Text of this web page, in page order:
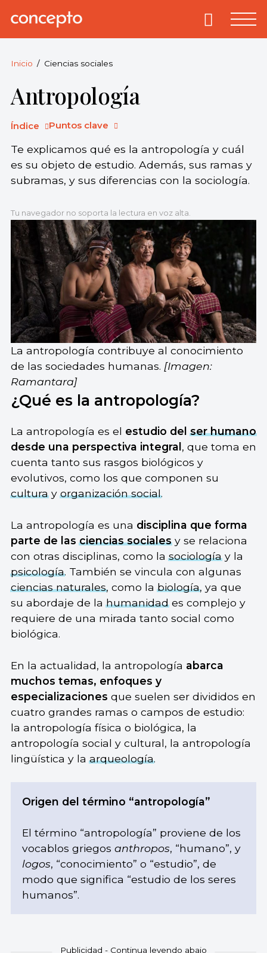
Concepto.
derechos
reservados.
Primary
Inicio Ciencias sociales
Antropología
Índice Puntos clave
Te explicamos qué es la antropología y cuál
es su objeto de estudio. Además, sus ramas y
subramas, y sus diferencias con la sociología.
Tu navegador no soporta la lectura en voz alta.
La antropología contribuye al conocimiento
de las sociedades humanas. [Imagen:
Ramantara]
¿Qué es la antropología?
La antropología es el estudio delser humano
desde una perspectiva integral , que toma en
cuenta tanto sus rasgos biológicos y
evolutivos, como los que componen su
culturayorganización social.
La antropología es una disciplina que forma
parte de lasciencias socialesy se relaciona
con otras disciplinas, como lasociologíay la
psicología. También se vincula con algunas
ciencias naturales, como labiología, ya que
su abordaje de lahumanidades complejo y
requiere de una mirada tanto social como
biológica.
En la actualidad, la antropología abarca
muchos temas, enfoques y
especializaciones que suelen ser divididos en
cuatro grandes ramas o campos de estudio:
la antropología física o biológica, la
antropología social y cultural, la antropología
lingüística y laarqueología.
Origen del término “antropología”
El término “antropología” proviene de los
vocablos griegosanthropos, “humano”, y
logos, “conocimiento” o “estudio”, de
modo que significa “estudio de los seres
humanos”.